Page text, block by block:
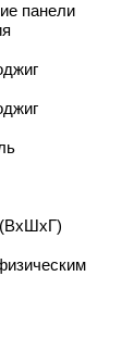
панели